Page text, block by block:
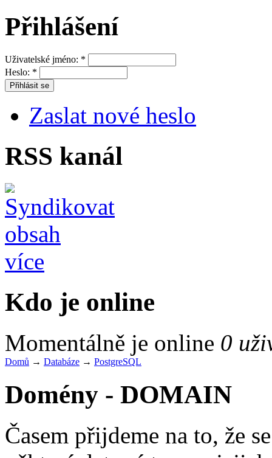
Přihlášení
Uživatelské jméno: *
Heslo: *
Zaslat nové heslo
RSS kanál
více
Kdo je online
Momentálně je online 0
Domů → Databáze → PostgreSQL
Domény - DOMAIN
Časem přijdeme na to, že